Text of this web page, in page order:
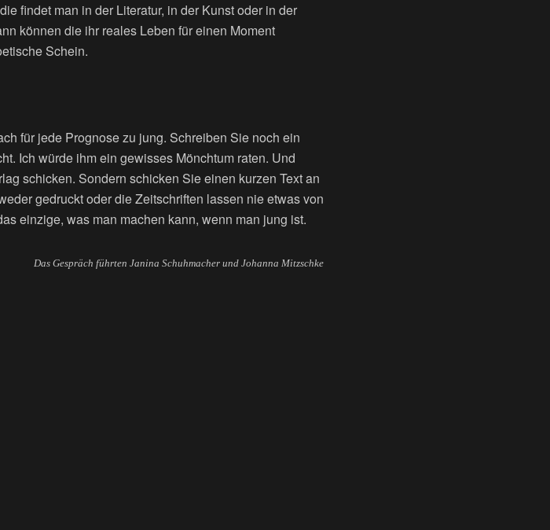
findet man in der Literatur, in der Kunst oder in der
können die ihr reales Leben für einen Moment
Schein.
für jede Prognose zu jung. Schreiben Sie noch ein
Ich würde ihm ein gewisses Mönchtum raten. Und
schicken. Sondern schicken Sie einen kurzen Text an
gedruckt oder die Zeitschriften lassen nie etwas von
einzige, was man machen kann, wenn man jung ist.
Das Gespräch führten Janina Schuhmacher und Johanna Mitzschke